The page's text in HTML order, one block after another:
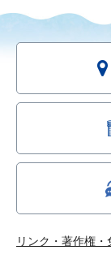
リンク・著作権・